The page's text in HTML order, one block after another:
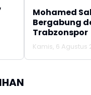
Mohamed
Bergabung
Trabzonspor
Kamis, 6 Agustus